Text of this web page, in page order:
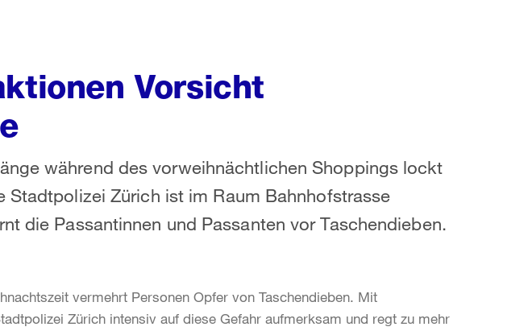
Vorsicht
während des vorweihnächtlichen Shoppings lockt
Stadtpolizei Zürich ist im Raum Bahnhofstrasse
die Passantinnen und Passanten vor Taschendieben.
vermehrt Personen Opfer von Taschendieben. Mit
Zürich intensiv auf diese Gefahr aufmerksam und regt zu mehr